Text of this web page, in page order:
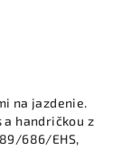
na jazdenie.
a handričkou z
686/EHS,